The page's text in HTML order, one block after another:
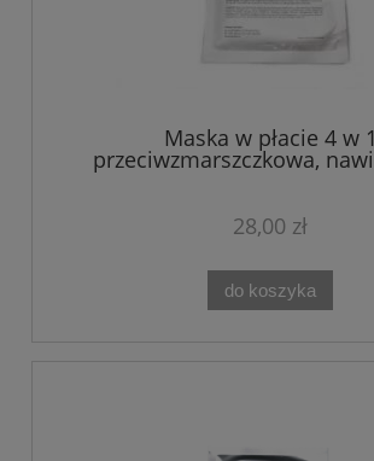
Maska w płacie 4 w 1
przeciwzmarszczkowa,
regenerująca -Theo
28,00 zł
do koszyka